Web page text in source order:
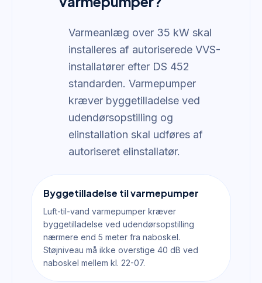
Varmeanlæg over 35 kW skal
installeres af autoriserede VVS-
installatører efter DS 452
standarden. Varmepumper
kræver byggetilladelse ved
udendørsopstilling og
elinstallation skal udføres af
autoriseret elinstallatør.
Byggetilladelse til varmepumper
Luft-til-vand varmepumper kræver
byggetilladelse ved udendørsopstilling
nærmere end 5 meter fra naboskel.
Støjniveau må ikke overstige 40 dB ved
naboskel mellem kl. 22-07.